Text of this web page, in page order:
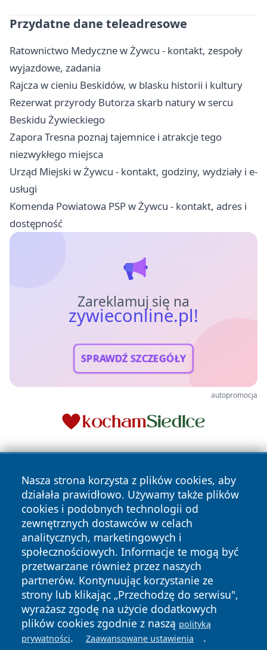
Przydatne dane teleadresowe
Ratownictwo Medyczne w Żywcu - kontakt, zespoły
wyjazdowe, zadania
Rajcza w cieniu Beskidów, w blasku historii i kultury
Rezerwat przyrody Butorza skarb natury w sercu
Beskidu Żywieckiego
Zapora Tresna poznaj tajemnice i atrakcje tego
niezwykłego miejsca
Urząd Miejski w Żywcu - kontakt, godziny, wydziały i e-
usługi
Komenda Powiatowa PSP w Żywcu - kontakt, adres i
dostępność
Zareklamuj się na
zywieconline.pl!
SPRAWDŹ SZCZEGÓŁY
autopromocja
Nasza strona korzysta z plików cookies, aby
działała prawidłowo. Używamy także plików
cookies i podobnych technologii od
zewnętrznych dostawców w celach
analitycznych, marketingowych i
społecznościowych. Informacje te mogą być
przetwarzane również przez naszych
partnerów. Kontynuując korzystanie ze
strony lub klikając „Przechodzę do serwisu",
wyrażasz zgodę na użycie dodatkowych
plików cookies zgodnie z naszą polityką
prywatności. Zaawansowane ustawienia .
Copyright © 2026 zywieconline.pl Wszystkie prawa
zastrzeżone.
News Autorzy
Polityka
Prywatności
Polityka
Cookies